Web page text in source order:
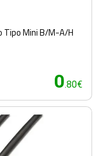
Tipo Mini B/M-A/H
0.80€